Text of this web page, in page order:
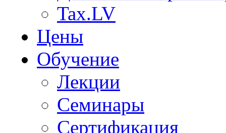
Tax.LV
Цены
Обучение
Лекции
Семинары
Сертификация